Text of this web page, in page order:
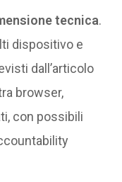
tecnica.
dispositivo e
dall’articolo
browser,
con possibili